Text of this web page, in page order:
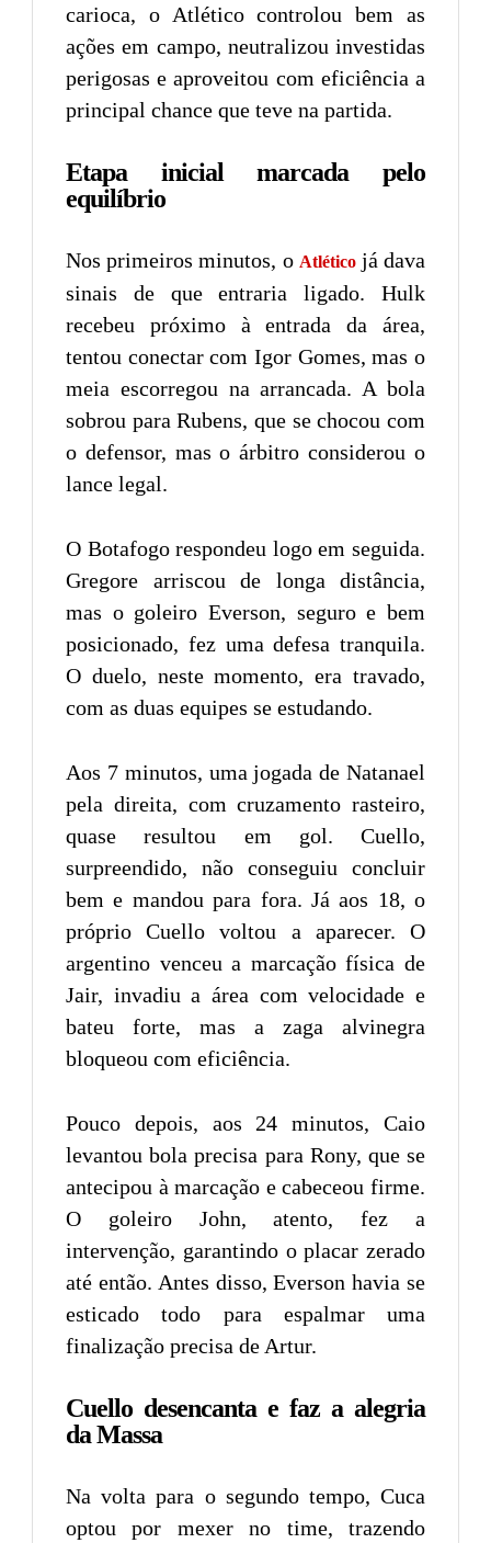
carioca, o Atlético controlou bem as
ações em campo, neutralizou investidas
perigosas e aproveitou com eficiência a
principal chance que teve na partida.
Etapa inicial marcada pelo
equilíbrio
Nos primeiros minutos, o Atléticojá dava
sinais de que entraria ligado. Hulk
recebeu próximo à entrada da área,
tentou conectar com Igor Gomes, mas o
meia escorregou na arrancada. A bola
sobrou para Rubens, que se chocou com
o defensor, mas o árbitro considerou o
lance legal.
O Botafogo respondeu logo em seguida.
Gregore arriscou de longa distância,
mas o goleiro Everson, seguro e bem
posicionado, fez uma defesa tranquila.
O duelo, neste momento, era travado,
com as duas equipes se estudando.
Aos 7 minutos, uma jogada de Natanael
pela direita, com cruzamento rasteiro,
quase resultou em gol. Cuello,
surpreendido, não conseguiu concluir
bem e mandou para fora. Já aos 18, o
próprio Cuello voltou a aparecer. O
argentino venceu a marcação física de
Jair, invadiu a área com velocidade e
bateu forte, mas a zaga alvinegra
bloqueou com eficiência.
Pouco depois, aos 24 minutos, Caio
levantou bola precisa para Rony, que se
antecipou à marcação e cabeceou firme.
O goleiro John, atento, fez a
intervenção, garantindo o placar zerado
até então. Antes disso, Everson havia se
esticado todo para espalmar uma
finalização precisa de Artur.
Cuello desencanta e faz a alegria
da Massa
Na volta para o segundo tempo, Cuca
optou por mexer no time, trazendo